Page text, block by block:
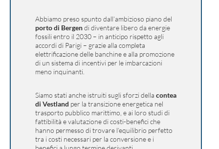
Abbiamo preso spunto dall’ambizioso piano del
porto di Bergendi diventare libero da energie
fossili entro il 2030 – in anticipo rispetto agli
accordi di Parigi – grazie alla completa
elettrificazione delle banchine e alla promozione
di un sistema di incentivi per le imbarcazioni
meno inquinanti.
Siamo stati anche istruiti sugli sforzi della contea
di Vestland per la transizione energetica nel
trasporto pubblico marittimo, e ai loro studi di
fattibilità e valutazione di costi-benefici che
hanno permesso di trovare l’equilibrio perfetto
tra i costi necessari per la conversione e i